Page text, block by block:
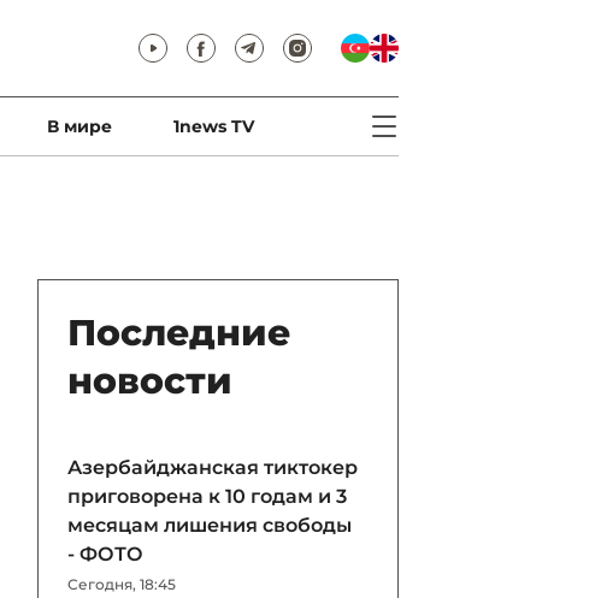
В мире 1news TV
Последние
новости
Азербайджанская тиктокер
приговорена к 10 годам и 3
месяцам лишения свободы
- ФОТО
Сегодня, 18:45